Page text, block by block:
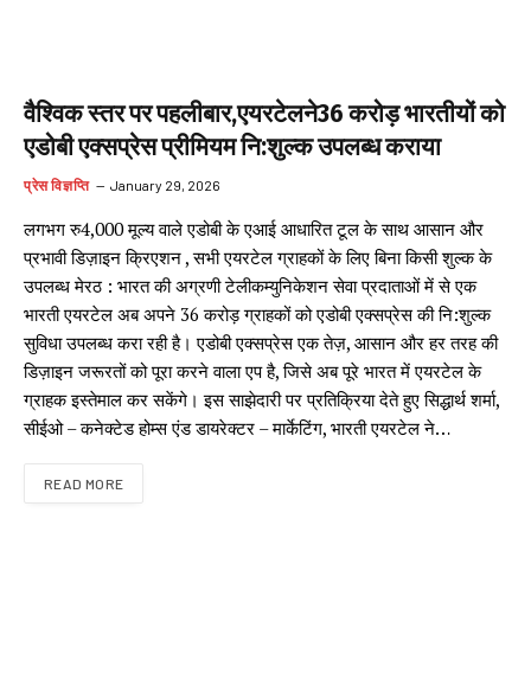
वैश्विक स्तर पर पहलीबार,एयरटेलने36 करोड़ भारतीयों को
एडोबी एक्सप्रेस प्रीमियम नि:शुल्क उपलब्ध कराया
प्रेस विज्ञप्ति January 29, 2026
लगभग रु4,000 मूल्य वाले एडोबी के एआई आधारित टूल के साथ आसान और
प्रभावी डिज़ाइन क्रिएशन , सभी एयरटेल ग्राहकों के लिए बिना किसी शुल्क के
उपलब्ध मेरठ : भारत की अग्रणी टेलीकम्युनिकेशन सेवा प्रदाताओं में से एक
भारती एयरटेल अब अपने 36 करोड़ ग्राहकों को एडोबी एक्सप्रेस की नि:शुल्क
सुविधा उपलब्ध करा रही है। एडोबी एक्सप्रेस एक तेज़, आसान और हर तरह की
डिज़ाइन जरूरतों को पूरा करने वाला एप है, जिसे अब पूरे भारत में एयरटेल के
ग्राहक इस्तेमाल कर सकेंगे। इस साझेदारी पर प्रतिक्रिया देते हुए सिद्धार्थ शर्मा,
सीईओ – कनेक्टेड होम्स एंड डायरेक्टर – मार्केटिंग, भारती एयरटेल ने…
READ MORE